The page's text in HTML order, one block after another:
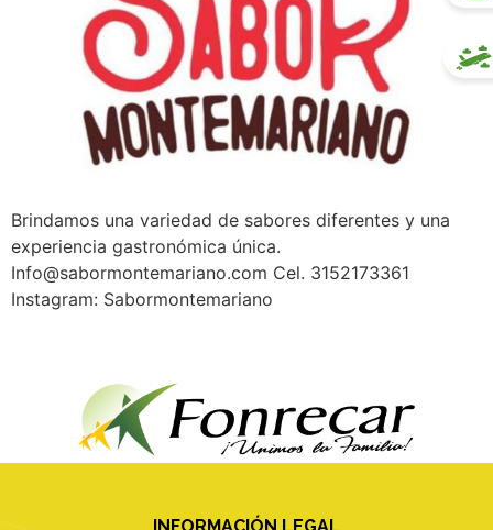
Brindamos una variedad de sabores diferentes y una
experiencia gastronómica única.
Info@sabormontemariano.com Cel. 3152173361
Instagram: Sabormontemariano